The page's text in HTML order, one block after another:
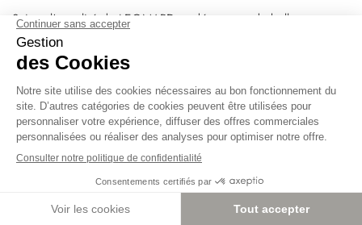
Suivez l’actualité de LEONARD et découvrez de belles
surprises.
En vous inscrivant, vous acceptez notre Politique de confidentialité.Protection
des données personnelles.
Paramétrer les cookies